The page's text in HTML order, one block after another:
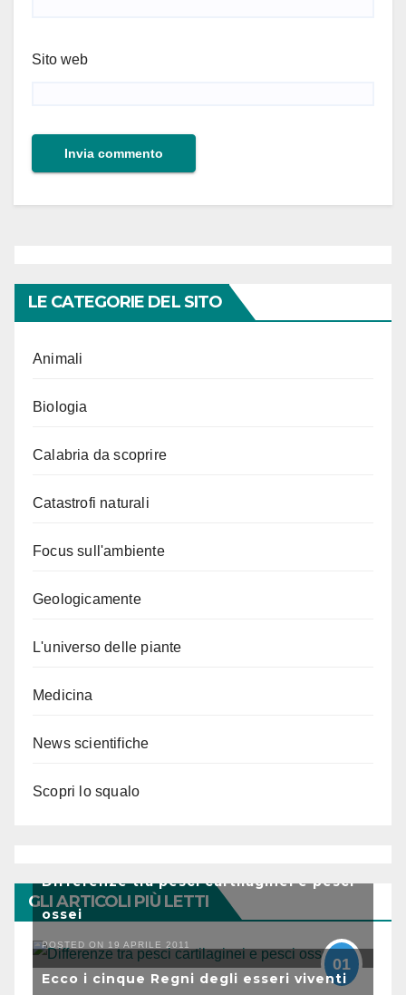
Sito web
LE CATEGORIE DEL SITO
Animali
Biologia
Calabria da scoprire
Catastrofi naturali
Focus sull'ambiente
Geologicamente
L'universo delle piante
Medicina
News scientifiche
Scopri lo squalo
GLI ARTICOLI PIÙ LETTI
Differenze tra pesci cartilaginei e pesci
ossei
POSTED ON 19 APRILE 2011
01
Ecco i cinque Regni degli esseri viventi